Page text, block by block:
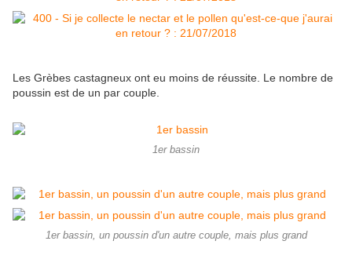
Les Grèbes castagneux ont eu moins de réussite. Le nombre de
poussin est de un par couple.
1er bassin
1er bassin, un poussin d'un autre couple, mais plus grand